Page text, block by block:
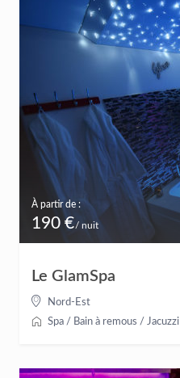
À partir de :
190 €/ nuit
Le GlamSpa
Nord-Est
Spa / Bain à remous / Jacuzzi